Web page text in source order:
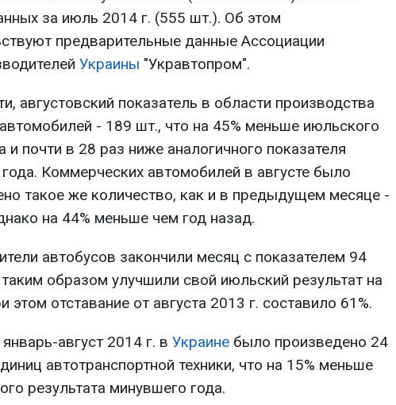
за июль 2014 г. (555 шт.). Об этом
предварительные данные Ассоциации
Украины "Укравтопром".
августовский показатель в области производства
- 189 шт., что на 45% меньше июльского
и почти в 28 раз ниже аналогичного показателя
Коммерческих автомобилей в августе было
такое же количество, как и в предыдущем месяце -
на 44% меньше чем год назад.
автобусов закончили месяц с показателем 94
образом улучшили свой июльский результат на
этом отставание от августа 2013 г. составило 61%.
август 2014 г. в Украине было произведено 24
автотранспортной техники, что на 15% меньше
результата минувшего года.